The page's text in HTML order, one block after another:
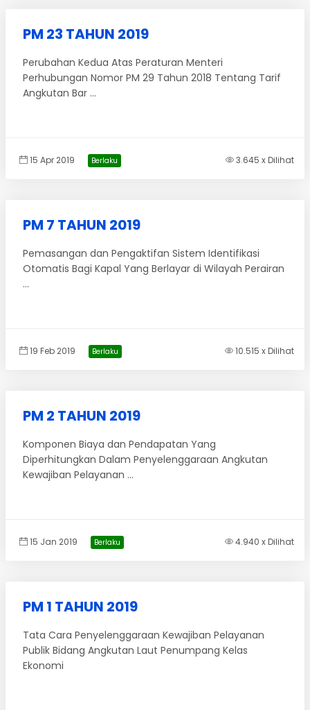
PM 23 TAHUN 2019
Perubahan Kedua Atas Peraturan Menteri
Perhubungan Nomor PM 29 Tahun 2018 Tentang Tarif
Angkutan Bar ...
15 Apr 2019 Berlaku 3.645 x Dilihat
PM 7 TAHUN 2019
Pemasangan dan Pengaktifan Sistem Identifikasi
Otomatis Bagi Kapal Yang Berlayar di Wilayah Perairan
...
19 Feb 2019 Berlaku 10.515 x Dilihat
PM 2 TAHUN 2019
Komponen Biaya dan Pendapatan Yang
Diperhitungkan Dalam Penyelenggaraan Angkutan
Kewajiban Pelayanan ...
15 Jan 2019 Berlaku 4.940 x Dilihat
PM 1 TAHUN 2019
Tata Cara Penyelenggaraan Kewajiban Pelayanan
Publik Bidang Angkutan Laut Penumpang Kelas
Ekonomi